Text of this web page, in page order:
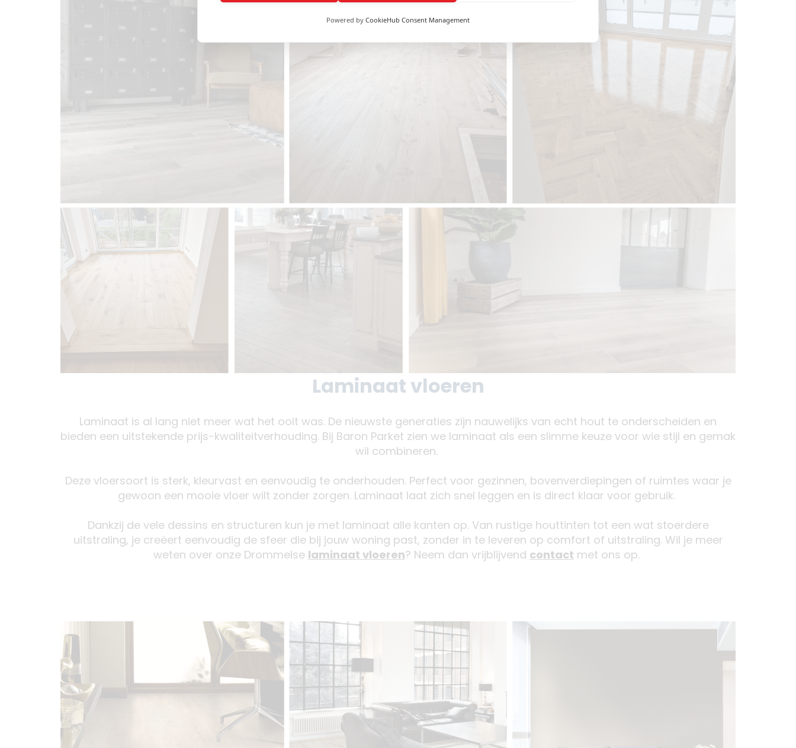
Powered by CookieHub Consent Management
Laminaat vloeren
Laminaat is al lang niet meer wat het ooit was. De nieuwste generaties zijn nauwelijks van echt hout te onderscheiden en
bieden een uitstekende prijs-kwaliteitverhouding. Bij Baron Parket zien we laminaat als een slimme keuze voor wie stijl en gemak
wil combineren.
Deze vloersoort is sterk, kleurvast en eenvoudig te onderhouden. Perfect voor gezinnen, bovenverdiepingen of ruimtes waar je
gewoon een mooie vloer wilt zonder zorgen. Laminaat laat zich snel leggen en is direct klaar voor gebruik.
Dankzij de vele dessins en structuren kun je met laminaat alle kanten op. Van rustige houttinten tot een wat stoerdere
uitstraling, je creëert eenvoudig de sfeer die bij jouw woning past, zonder in te leveren op comfort of uitstraling. Wil je meer
weten over onze Drommelse laminaat vloeren? Neem dan vrijblijvend contact met ons op.